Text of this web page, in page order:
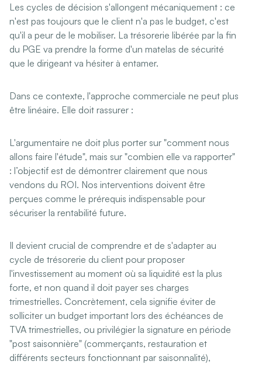
Les cycles de décision s'allongent mécaniquement : ce
n'est pas toujours que le client n'a pas le budget, c'est
qu'il a peur de le mobiliser. La trésorerie libérée par la fin
du PGE va prendre la forme d'un matelas de sécurité
que le dirigeant va hésiter à entamer.
Dans ce contexte, l'approche commerciale ne peut plus
être linéaire. Elle doit rassurer :
L'argumentaire ne doit plus porter sur "comment nous
allons faire l'étude", mais sur "combien elle va rapporter"
: l’objectif est de démontrer clairement que nous
vendons du ROI. Nos interventions doivent être
perçues comme le prérequis indispensable pour
sécuriser la rentabilité future.
Il devient crucial de comprendre et de s'adapter au
cycle de trésorerie du client pour proposer
l'investissement au moment où sa liquidité est la plus
forte, et non quand il doit payer ses charges
trimestrielles. Concrètement, cela signifie éviter de
solliciter un budget important lors des échéances de
TVA trimestrielles, ou privilégier la signature en période
"post saisonnière" (commerçants, restauration et
différents secteurs fonctionnant par saisonnalité),